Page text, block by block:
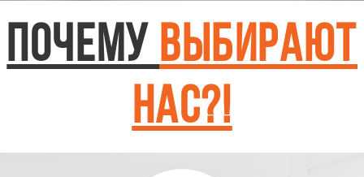
ПОЧЕМУ ВЫБИРАЮТ
НАС?!